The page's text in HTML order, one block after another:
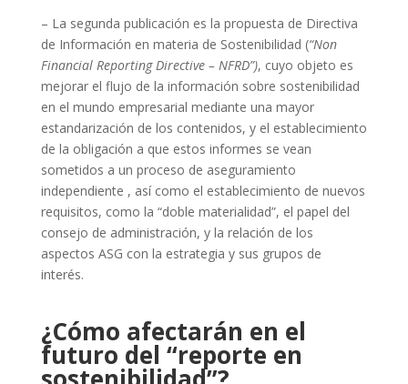
– La segunda publicación es la propuesta de Directiva
de Información en materia de Sostenibilidad (“Non
Financial Reporting Directive – NFRD”), cuyo objeto es
mejorar el flujo de la información sobre sostenibilidad
en el mundo empresarial mediante una mayor
estandarización de los contenidos, y el establecimiento
de la obligación a que estos informes se vean
sometidos a un proceso de aseguramiento
independiente , así como el establecimiento de nuevos
requisitos, como la “doble materialidad”, el papel del
consejo de administración, y la relación de los
aspectos ASG con la estrategia y sus grupos de
interés.
¿Cómo afectarán en el
futuro del “reporte en